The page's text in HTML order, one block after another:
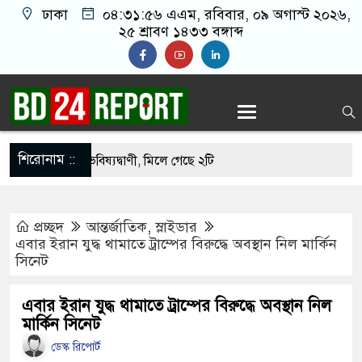
ঢাকা ০৪:৩১:৫৭ এএম, রবিবার, ০৯ অগাস্ট ২০২৬,
২৫ শ্রাবণ ১৪৩৩ বঙ্গাব্দ
শিরোনাম ::
ভাঙ্গার ৫ ভবিষ্যদ্বাণী, মিলে গেছে ২টি
পথে প্রধানমন্ত্রী
‘কমে যাওয়ায়’ উৎপাদন বাড়ানোর নির্দেশ যুক্তরাষ্ট্রের
মুসলিম দেশগুলোকে ঐক্যবদ্ধ হওয়ার আহ্বান
প্রচ্ছদ আন্তর্জাতিক,স্লাইডার
এবার ইরান যুদ্ধ থামাতে ট্রাম্পের বিরুদ্ধে অবস্থান নিল মার্কিন
সিনেট
এবার ইরান যুদ্ধ থামাতে ট্রাম্পের বিরুদ্ধে অবস্থান নিল
মার্কিন সিনেট
ডেস্ক রিপোর্ট